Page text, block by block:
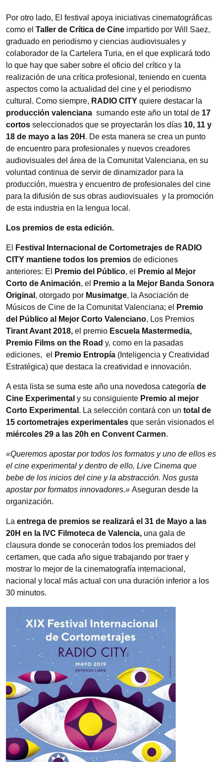
Por otro lado, El festival apoya iniciativas cinematográficas
como el Taller de Crítica de Cine impartido por Will Saez,
graduado en periodismo y ciencias audiovisuales y
colaborador de la Cartelera Turia, en el que explicará todo
lo que hay que saber sobre el oficio del crítico y la
realización de una crítica profesional, teniendo en cuenta
aspectos como la actualidad del cine y el periodismo
cultural. Como siempre, RADIO CITY quiere destacar la
producción valenciana sumando este año un total de 17
cortos seleccionados que se proyectarán los días 10, 11 y
18 de mayo a las 20H . De esta manera se crea un punto
de encuentro para profesionales y nuevos creadores
audiovisuales del área de la Comunitat Valenciana, en su
voluntad continua de servir de dinamizador para la
producción, muestra y encuentro de profesionales del cine
para la difusión de sus obras audiovisuales y la promoción
de esta industria en la lengua local.
Los premios de esta edición.
El
Festival Internacional de Cortometrajes de RADIO
CITY mantiene todos los premios de ediciones
anteriores: El
Premio del Público, el
Premio al Mejor
Corto de Animación, el
Premio a la Mejor Banda Sonora
Original , otorgado por Musimatge, la Asociación de
Músicos de Cine de la Comunitat Valenciana; el
Premio
del Público al Mejor Corto Valenciano, Los Premios
Tirant Avant 2018, el premio Escuela Mastermedia,
Premio Films on the Road y, como en la pasadas
ediciones, el
Premio Entropía (Inteligencia y Creatividad
Estratégica) que destaca la creatividad e innovación.
A esta lista se suma este año una novedosa categoría de
Cine Experimental y su consiguiente Premio al mejor
Corto Experimental . La selección contará con un total de
15 cortometrajes experimentales que serán visionados el
miércoles 29 a las 20h en Convent Carmen.
«Queremos apostar por todos los formatos y uno de ellos es
el cine experimental y dentro de ello, Live Cinema que
bebe de los inicios del cine y la abstracción. Nos gusta
apostar por formatos innovadores.» Aseguran desde la
organización.
La entrega de premios se realizará el 31 de Mayo a las
20H en la IVC Filmoteca de Valencia, una gala de
clausura donde se conocerán todos los premiados del
certamen, que cada año sigue trabajando por traer y
mostrar lo mejor de la cinematografía internacional,
nacional y local más actual con una duración inferior a los
30 minutos.